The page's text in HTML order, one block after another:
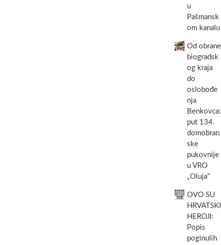
u
Pašmansk
om kanalu
Od obrane
biogradsk
og kraja
do
oslobođe
nja
Benkovca:
put 134.
domobran
ske
pukovnije
u VRO
„Oluja“
OVO SU
HRVATSKI
HEROJI:
Popis
poginulih